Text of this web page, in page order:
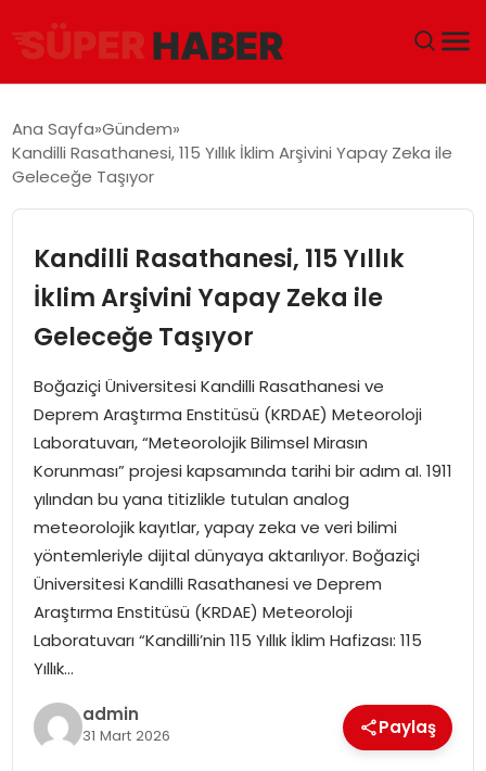
GÜNDEM
EĞITIM
EKONOMI
MAGAZIN
SAĞLIK
SIYASET
SPOR
TEKNOLOJI
YAŞAM
Ana Sayfa Gündem
Kandilli Rasathanesi, 115 Yıllık İklim Arşivini Yapay Zeka ile
Geleceğe Taşıyor
Kandilli Rasathanesi, 115 Yıllık
İklim Arşivini Yapay Zeka ile
Geleceğe Taşıyor
Boğaziçi Üniversitesi Kandilli Rasathanesi ve
Deprem Araştırma Enstitüsü (KRDAE) Meteoroloji
Laboratuvarı, “Meteorolojik Bilimsel Mirasın
Korunması” projesi kapsamında tarihi bir adım aI. 1911
yılından bu yana titizlikle tutulan analog
meteorolojik kayıtlar, yapay zeka ve veri bilimi
yöntemleriyle dijital dünyaya aktarılıyor. Boğaziçi
Üniversitesi Kandilli Rasathanesi ve Deprem
Araştırma Enstitüsü (KRDAE) Meteoroloji
Laboratuvarı “Kandilli’nin 115 Yıllık İklim Hafizası: 115
Yıllık…
admin
31 Mart 2026 Paylaş